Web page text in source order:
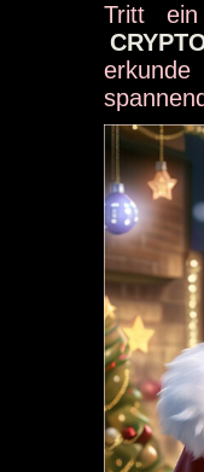
Tritt